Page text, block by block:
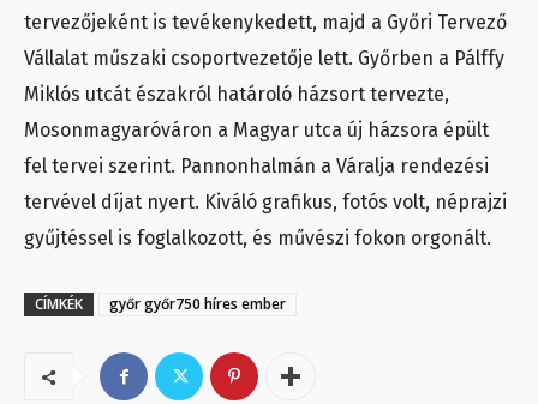
tervezőjeként is tevékenykedett, majd a Győri Tervező
Vállalat műszaki csoportvezetője lett. Győrben a Pálffy
Miklós utcát északról határoló házsort tervezte,
Mosonmagyaróváron a Magyar utca új házsora épült
fel tervei szerint. Pannonhalmán a Váralja rendezési
tervével díjat nyert. Kiváló grafikus, fotós volt, néprajzi
gyűjtéssel is foglalkozott, és művészi fokon orgonált.
CÍMKÉK győr győr750 híres ember